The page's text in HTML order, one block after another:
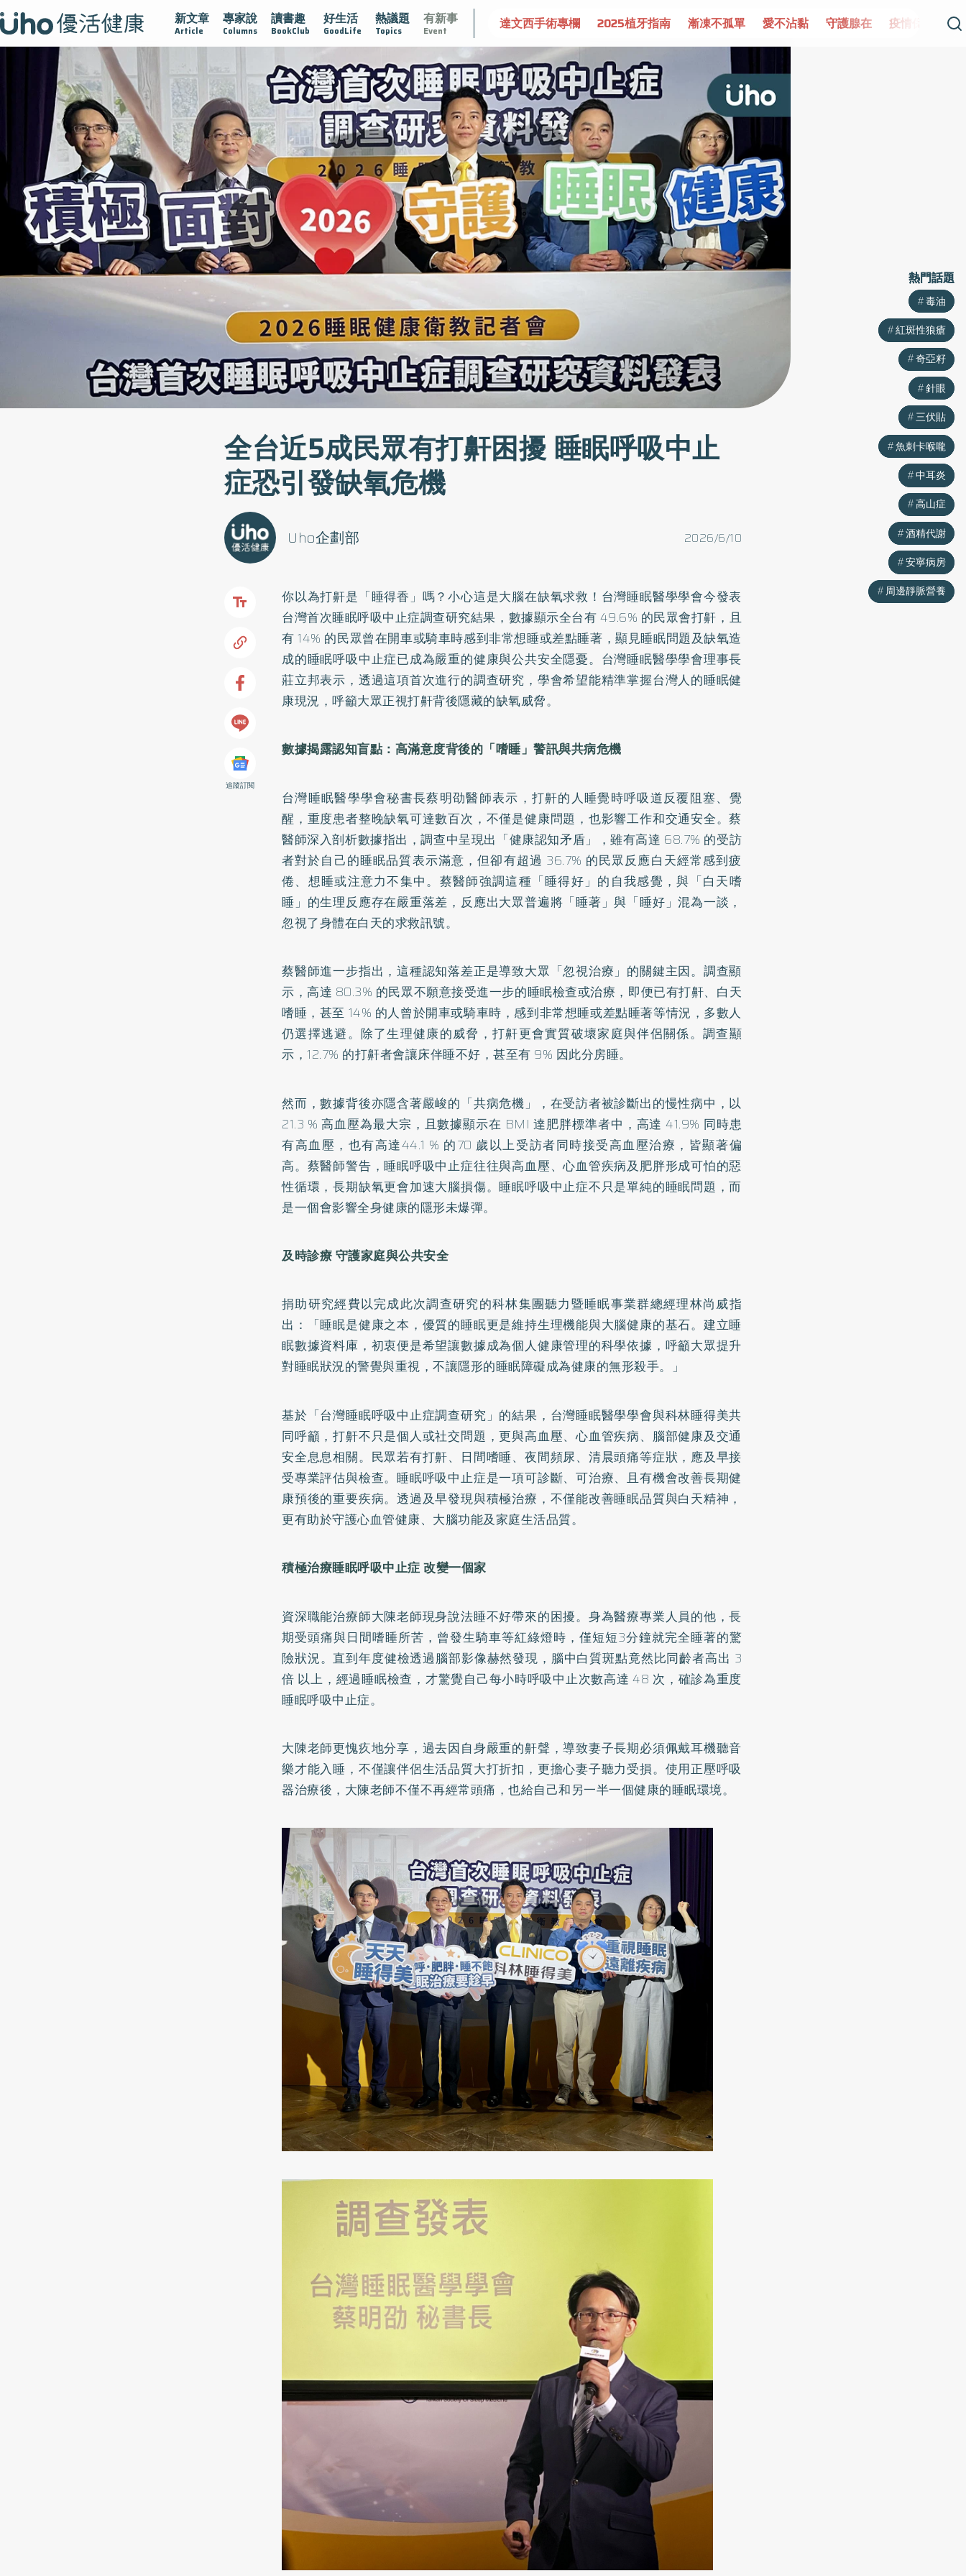
新文章
Article
專家說
Columns
讀書趣
BookClub
好生活
GoodLife
熱議題
Topics
有新事
Event
疫情保衛戰 再生醫學 愛的未來視 認識攝護腺肥大 守護骨骼健康 達文西手術專欄 2025植牙指南 漸凍不孤單 愛不沾黏 守護腺在 疫情保衛戰 再生醫學 愛的
全台近5成民眾有打鼾困擾 睡眠呼吸中止
症恐引發缺氧危機
2026/6/10
Uho企劃部
追蹤訂閱
你以為打鼾是「睡得香」嗎？小心這是大腦在缺氧求救！台灣睡眠醫學學會今發表
台灣首次睡眠呼吸中止症調查研究結果，數據顯示全台有 49.6% 的民眾會打鼾，且
有 14% 的民眾曾在開車或騎車時感到非常想睡或差點睡著，顯見睡眠問題及缺氧造
成的睡眠呼吸中止症已成為嚴重的健康與公共安全隱憂。台灣睡眠醫學學會理事長
莊立邦表示，透過這項首次進行的調查研究，學會希望能精準掌握台灣人的睡眠健
康現況，呼籲大眾正視打鼾背後隱藏的缺氧威脅。
數據揭露認知盲點：高滿意度背後的「嗜睡」警訊與共病危機
台灣睡眠醫學學會秘書長蔡明劭醫師表示，打鼾的人睡覺時呼吸道反覆阻塞、覺
醒，重度患者整晚缺氧可達數百次，不僅是健康問題，也影響工作和交通安全。蔡
醫師深入剖析數據指出，調查中呈現出「健康認知矛盾」，雖有高達 68.7% 的受訪
者對於自己的睡眠品質表示滿意，但卻有超過 36.7% 的民眾反應白天經常感到疲
倦、想睡或注意力不集中。蔡醫師強調這種「睡得好」的自我感覺，與「白天嗜
睡」的生理反應存在嚴重落差，反應出大眾普遍將「睡著」與「睡好」混為一談，
忽視了身體在白天的求救訊號。
蔡醫師進一步指出，這種認知落差正是導致大眾「忽視治療」的關鍵主因。調查顯
示，高達 80.3% 的民眾不願意接受進一步的睡眠檢查或治療，即便已有打鼾、白天
嗜睡，甚至 14% 的人曾於開車或騎車時，感到非常想睡或差點睡著等情況，多數人
仍選擇逃避。除了生理健康的威脅，打鼾更會實質破壞家庭與伴侶關係。調查顯
示，12.7% 的打鼾者會讓床伴睡不好，甚至有 9% 因此分房睡。
然而，數據背後亦隱含著嚴峻的「共病危機」，在受訪者被診斷出的慢性病中，以
21.3 % 高血壓為最大宗，且數據顯示在 BMI 達肥胖標準者中，高達 41.9% 同時患
有高血壓，也有高達44.1 % 的70 歲以上受訪者同時接受高血壓治療，皆顯著偏
高。蔡醫師警告，睡眠呼吸中止症往往與高血壓、心血管疾病及肥胖形成可怕的惡
性循環，長期缺氧更會加速大腦損傷。睡眠呼吸中止症不只是單純的睡眠問題，而
是一個會影響全身健康的隱形未爆彈。
及時診療 守護家庭與公共安全
捐助研究經費以完成此次調查研究的科林集團聽力暨睡眠事業群總經理林尚威指
出：「睡眠是健康之本，優質的睡眠更是維持生理機能與大腦健康的基石。建立睡
眠數據資料庫，初衷便是希望讓數據成為個人健康管理的科學依據，呼籲大眾提升
對睡眠狀況的警覺與重視，不讓隱形的睡眠障礙成為健康的無形殺手。」
基於「台灣睡眠呼吸中止症調查研究」的結果，台灣睡眠醫學學會與科林睡得美共
同呼籲，打鼾不只是個人或社交問題，更與高血壓、心血管疾病、腦部健康及交通
安全息息相關。民眾若有打鼾、日間嗜睡、夜間頻尿、清晨頭痛等症狀，應及早接
受專業評估與檢查。睡眠呼吸中止症是一項可診斷、可治療、且有機會改善長期健
康預後的重要疾病。透過及早發現與積極治療，不僅能改善睡眠品質與白天精神，
更有助於守護心血管健康、大腦功能及家庭生活品質。
積極治療睡眠呼吸中止症 改變一個家
資深職能治療師大陳老師現身說法睡不好帶來的困擾。身為醫療專業人員的他，長
期受頭痛與日間嗜睡所苦，曾發生騎車等紅綠燈時，僅短短3分鐘就完全睡著的驚
險狀況。直到年度健檢透過腦部影像赫然發現，腦中白質斑點竟然比同齡者高出 3
倍 以上，經過睡眠檢查，才驚覺自己每小時呼吸中止次數高達 48 次，確診為重度
睡眠呼吸中止症。
大陳老師更愧疚地分享，過去因自身嚴重的鼾聲，導致妻子長期必須佩戴耳機聽音
樂才能入睡，不僅讓伴侶生活品質大打折扣，更擔心妻子聽力受損。使用正壓呼吸
器治療後，大陳老師不僅不再經常頭痛，也給自己和另一半一個健康的睡眠環境。
熱門話題
毒油
紅斑性狼瘡
奇亞籽
針眼
三伏貼
魚刺卡喉嚨
中耳炎
高山症
酒精代謝
安寧病房
周邊靜脈營養
熱門話題
毒油
紅斑性狼瘡
奇亞籽
針眼
三伏貼
魚刺卡喉嚨
中耳炎
高山症
酒精代謝
安寧病房
周邊靜脈營養